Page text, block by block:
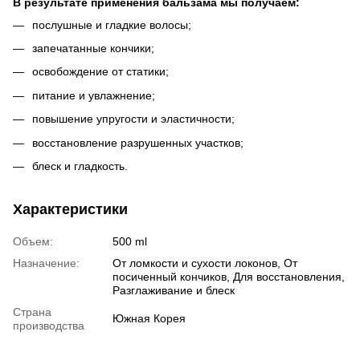
послушные и гладкие волосы;
запечатанные кончики;
освобождение от статики;
питание и увлажнение;
повышение упругости и эластичности;
восстановление разрушенных участков;
блеск и гладкость.
Характеристики
Объем:
500 ml
Назначение:
От ломкости и сухости локонов, От
посиченный кончиков, Для восстановления,
Разглаживание и блеск
Страна
производства
Южная Корея